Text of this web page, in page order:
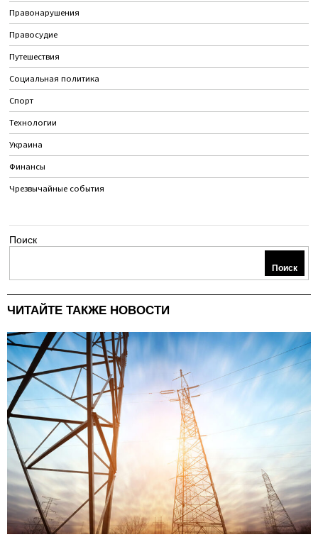
Правонарушения
Правосудие
Путешествия
Социальная политика
Спорт
Технологии
Украина
Финансы
Чрезвычайные события
Поиск
Поиск
ЧИТАЙТЕ ТАКЖЕ НОВОСТИ